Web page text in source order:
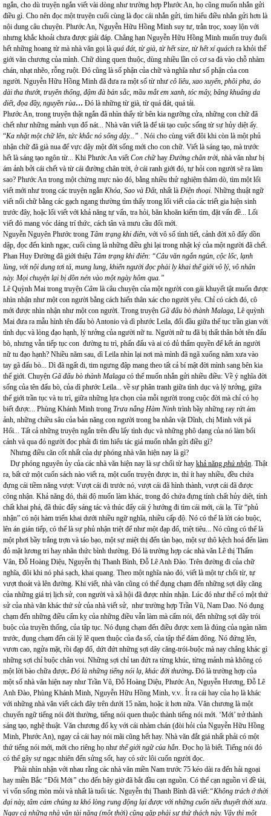
ngắn, cho dù truyện ngắn viết vài dòng như trường hợp Phước An, họ cũng muốn nhắn gửi
điều gì. Cho nên đọc một truyện cuối cùng là đọc cái nhắn gửi, tìm hiểu điều nhắn gửi hơn là
nội dung câu chuyện. Phước An, Nguyễn Hữu Hồng Minh suy tư, trằn trọc, xoay lộn với
nhưng khắc khoải chưa được giải đáp. Chẳng hạn Nguyễn Hữu Hồng Minh muốn truy đuổi
hết những hoang từ mà nhà văn gọi là quá đát, từ già, từ hết size, từ hết xí quách ra khỏi thế
giới văn chương của mình. Chữ dùng quen thuộc, dùng nhiều lần có cơ sa đà vào chỗ nhàm
chán, nhạt nhẽo, rỗng ruột. Đó cũng là số phận của chữ và nghĩa như số phận của con
người. Nguyễn Hữu Hồng Minh đã đưa ra một số từ như cô liêu, xao xuyến, phôi pha, áo
dài tha thướt, truyền thống, đậm đà bản sắc, mầu mắt em xanh, tóc mây, bâng khuâng da
diết, đọa đầy, nguyền rủa… Đó là những từ già, từ quá đát, quá tải.
Phước An, trong truyện thật ngắn đã nhìn thấy từ bên kia ngưỡng cửa, những con chữ đã
chết như những mảnh vụn đổ nát... Nhà văn viết là để tái tạo cuộc sống từ sự hủy diệt ấy.
“Ka nhặt một chữ lên, tức khắc nó sống dậy...” . Nói cho cùng viết đôi khi còn là một phủ
nhận chữ đã già nua để vực dậy một đời sống mới cho con chữ. Viết là sáng tạo, mà trước
hết là sáng tạo ngôn từ... Khi Phước An viếtCon chữhay Đường chân trời, nhà văn như bị
ám ảnh bởi cái chết và từ cái đường chân trời, ở cái ranh giới đó, tự hỏi con người sẽ ra làm
sao? Phước An trong một chừng mực nào đó, bằng nhiều thử nghiệm thăm dò, tìm một lối
viết mới như trong các truyện ngắn Khóa, Sao và Đất, nhất là Điện thoại. Những thuật ngữ
viết nối chữ bằng các gạch ngang thường tìm thấy trong lối viết của các triết gia hiện sinh
trước đây, hoặc lối viết với khả năng tự vấn, tra hỏi, băn khoăn kiếm tìm, đặt vấn đề... Lối
viết đó mang vóc dáng trí thức, cách tân và mưu cầu đổi mới.
Nguyễn Nguyên Phước trong Tâm trạng khi điên, với vô số tình tiết, cảnh đời xô đẩy dồn
dập, đọc đến kinh ngạc, cuối cùng là những điều ghi lại trong nhật ký của một người đã chết.
Phan Huy Đường đã giới thiệu Tâm trạng khi điên: “Câu văn ngắn ngủn, cộc lốc, lạnh
lùng, với nội dung tơi tả, mung lung, khiến người đọc phải ly khai thế giới vô lý, vô nhân
này. Mọi chuyện lại bị dồn nén vào một ngày hôm qua.”
Lê Quỳnh Mai trong truyện Câm là câu chuyện của một người con gái khuyết tật muốn được
nhìn nhận như một con người bằng cách hiến thân xác cho người yêu. Chỉ có cách đó, cô
mới được nhìn nhận như một con người. Trong truyện Gã đấu bò thành Malaga, Lê quỳnh
Mai đưa ra mẫu hình tên đấu bò Antonio và dì phước Leila, đối đầu giữa thế tục trần gian với
tình dục và lòng đạo hạnh, lý tưởng của người nữ tu. Người nữ tu đã bị thất thân bởi tên đấu
bò, nhưng vẫn tiếp tục con đường tu trì, phấn đấu và ai có đủ thẩm quyền để kết án người
nữ tu đạo hạnh? Nhiều năm sau, dì Leila nhìn lại nơi mà mình đã ngã xuống năm xưa vào
tay gã đấu bò... Dì đã ngất đi, tim ngưng đập mang theo tất cả bí mật đời mình sang bên kia
thế giới. Chuyện Gã đấu bò thành Malaga có thể muốn nhắn gửi nhiều điều: Về ý nghĩa đời
sống của tên đấu bò, của dì phước Leila... về sự phân tranh giữa tình dục và lý tưởng, giữa
thế giới trần tục và tu trì, giữa những lựa chọn của mỗi người trong cuộc đời mà chỉ có họ
biết được... Phùng Khánh Minh trong Trưa nắng Hàm Ninh trình bầy những ray rứt ám
ảnh, những chiều sâu của bản năng con người trong ba nhân vật Dĩnh, chị Minh với pá
Hổi... Tất cả những truyện ngắn trên đều lấy tình dục và những phô dạng của nó làm bối
cảnh và qua đó người đọc phải đi tìm hiểu tác giả muốn nhắn gửi điều gì?
Nhưng điều căn cốt nhất của dự phóng nhà văn hiện nay là gì?
Dự phóng nguyên ủy của các nhà văn hiện nay là sự chối từ hay khả năng phủ nhận. Thật
ra, bất cứ một cuốn sách nào viết ra, một cuốn truyện được in, thì ít hay nhiều, đều chứa
đựng cái tiềm năng vượt: Vượt cái đi trước nó, vượt cái đã hình thành, vượt cái đã được
công nhận. Khả năng đó, thái độ muốn làm khác, trong đó chứa đựng tính chất hủy diệt, tính
chất khai phá, đã thúc đẩy sáng tác và thúc đẩy cái ý hướng đi tìm cái mới, cái lạ. Từ “phủ
nhận” có nội hàm triển khai dưới nhiều ngữ nghĩa, nhiều cấp độ. Nó có thể là lời cáo buộc,
lên án gián tiếp, có thể là sự phủ nhận triệt để như một đạp đổ, triệt tiêu... Nó cũng có thể là
một phơi bầy trắng trợn và táo bạo, một sự miệt thị đến tàn bạo, một sự thô kệch hoá đến làm
đỏ mặt lương tri hay nhãn thức bình thường. Đó là trường hợp các nhà văn Lê thị Thấm
Vân, Đỗ Hoàng Diệu, Nguyễn thị Thanh Bình, Đỗ Lê Anh Đào. Trên đường đi của chữ
nghĩa, đôi khi nó phá sạch, khai quang. Theo một nghĩa nào đó, viết là một tự chối từ, tự
vượt thoát và lên đường. Khi viết, nhà văn cũng có thể đụng chạm đến những sợi dây căng
của những giá trị lịch sử, con người và xã hội đã được nhìn nhận. Lúc đó như thể có một thứ
sử của nhà văn khác thứ sử của nhà viết sử, như trường hợp Trần Vũ, Nam Dao. Nó đụng
chạm đến những điều cấm kỵ của những điều vẫn làm mà cấm nói, đến những sợi dây trói
buộc của truyền thống, của tập tục. Nó đụng chạm đến điều được xem là đúng của ngàn năm
trước, đụng chạm đến cái lý lẽ quen thuộc của đa số, của tập thể đám đông. Nó đứng lên,
vươn cao, ngửa mặt, rồi đạp đổ, dứt đứt những sợi dây căng-trói-buộc mà nay chẳng khác gì
những sợi chỉ buộc chân voi. Những sợi chỉ tan đứt ra từng khúc, từng mảnh mà không có
một lời bào chữa được. Đó là những tiếng nói lạ, khác đời thường. Đó là trường hợp của
một số nhà văn hiện nay như Trần Vũ, Đỗ Hoàng Diệu, Phước An, Nguyễn Hương, Đỗ Lê
Anh Đào, Phùng Khánh Minh, Nguyễn Hữu Hồng Minh, v.v.. Ít ra cái hay của họ là khác
với những nhà văn viết cách đây trên dưới 15 năm, hoặc ít hơn nữa. Văn chương là một
chuyển ngữ tiếng nói đời thường, tiếng nói quen thuộc thành tiếng nói mới. ‘Mới’ trở thành
sáng tạo, nghệ thuật. Văn chương đố kỵ với cái nhàm chán (đòi hỏi của Nguyễn Hữu Hồng
Minh, Phước An), ngay cả cái hay nói mãi cũng hết hay. Nhà văn đắt giá nhất phải có một
thứ tiếng nói mới, mới cho riêng họ như thế giới ngữ của hắn. Đọc họ là biết. Tiếng nói đó
có thể gây sự ngạc nhiên đến sửng sốt, hay có sức lôi cuốn người đọc.
Phải nhìn nhận với nhau rằng các nhà văn miền Nam trước 75 kéo dài ra đến hải ngoại
hay miền Bắc “Đổi Mới” cho đến bây giờ đã bắt đầu cạn nguồn. Có thể cạn nguồn vì đề tài,
vì vốn sống mòn mỏi và nhất là tuổi tác. Nguyễn thị Thanh Bình đã viết:“Không trách ở thời
đại này, tâm cảm chúng ta khó lòng rung động lại được với những cuốn tiểu thuyết thời xưa.
Ngay cả những nhà văn tài năng (một thời) cũng gặp phải sự thử thách này. Vậy thì một